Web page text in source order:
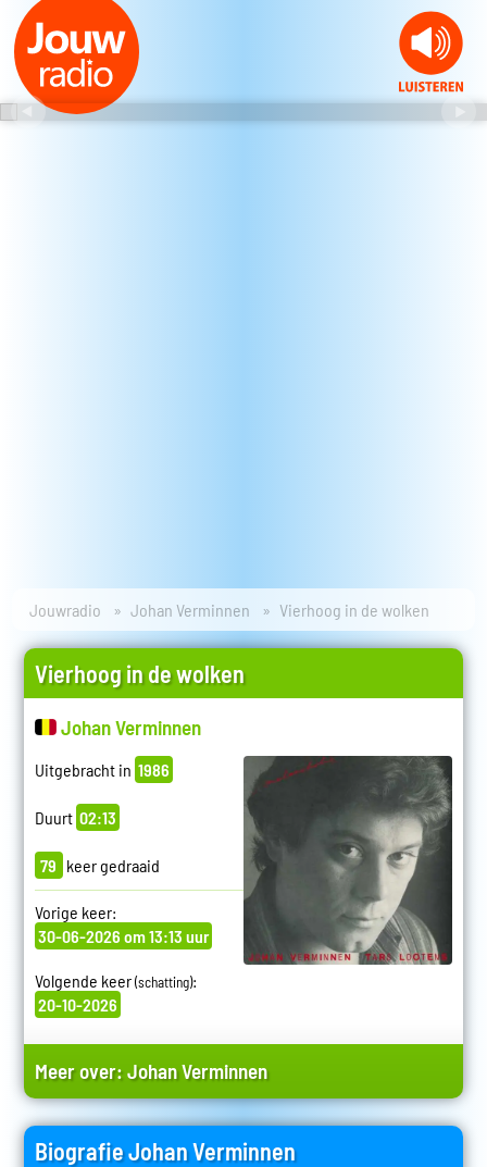
Jouwradio Johan Verminnen Vierhoog in de wolken
Vierhoog in de wolken
Johan Verminnen
Uitgebracht in 1986
Duurt 02:13
79 keer gedraaid
Vorige keer:
30-06-2026 om 13:13 uur
Volgende keer(schatting):
20-10-2026
Meer over:Johan Verminnen
Biografie Johan Verminnen